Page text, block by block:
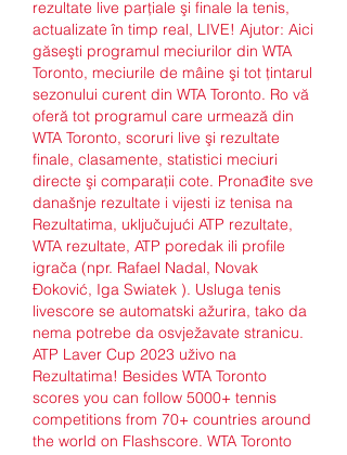
rezultate live parţiale şi finale la tenis,
actualizate în timp real, LIVE! Ajutor: Aici
găseşti programul meciurilor din WTA
Toronto, meciurile de mâine şi tot ţintarul
sezonului curent din WTA Toronto. Ro vă
oferă tot programul care urmează din
WTA Toronto, scoruri live şi rezultate
finale, clasamente, statistici meciuri
directe şi comparaţii cote. Pronađite sve
današnje rezultate i vijesti iz tenisa na
Rezultatima, uključujući ATP rezultate,
WTA rezultate, ATP poredak ili profile
igrača (npr. Rafael Nadal, Novak
Đoković, Iga Swiatek ). Usluga tenis
livescore se automatski ažurira, tako da
nema potrebe da osvježavate stranicu.
ATP Laver Cup 2023 uživo na
Rezultatima! Besides WTA Toronto
scores you can follow 5000+ tennis
competitions from 70+ countries around
the world on Flashscore. WTA Toronto